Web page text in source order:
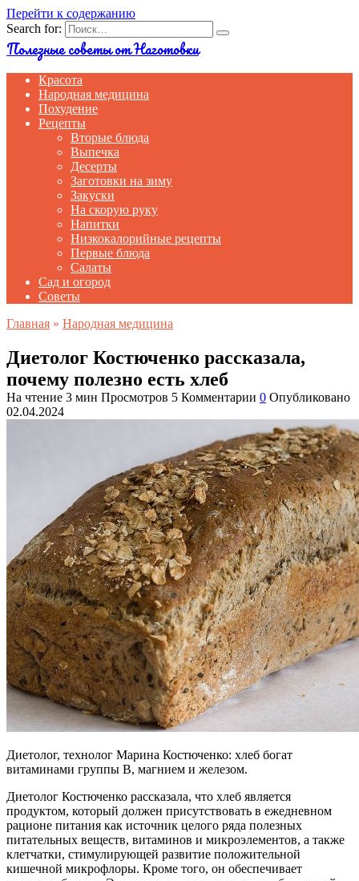
Перейти к содержанию
Search for:
Полезные советы от Наготовки
Красота
Народная медицина
Похудение
Рецепты
Вторые блюда
Выпечка
Десерты
Заготовки на зиму
Закуски
На скорую руку
Напитки
Низкокалорийные рецепты
Первые блюда
Салаты
Сад и огород
Советы
Главная » Народная медицина
Диетолог Костюченко рассказала,
почему полезно есть хлеб
На чтение 3 мин Просмотров 5 Комментарии 0 Опубликовано
02.04.2024
Диетолог, технолог Марина Костюченко: хлеб богат
витаминами группы В, магнием и железом.
Диетолог Костюченко рассказала, что хлеб является
продуктом, который должен присутствовать в ежедневном
рационе питания как источник целого ряда полезных
питательных веществ, витаминов и микроэлементов, а также
клетчатки, стимулирующей развитие положительной
кишечной микрофлоры. Кроме того, он обеспечивает